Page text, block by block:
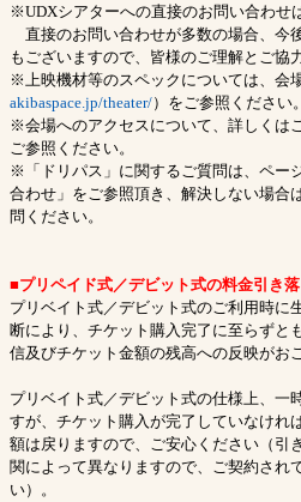
※UDXシアターへの直接のお問い合わせ
直接のお問い合わせが多数の場合、今
もございますので、皆様のご理解とご協
※上映機材等のスペックについては、会
akibaspace.jp/theater/）をご参照ください。
※会場へのアクセスについて、詳しくは
ご参照ください。
※「ドリパス」に関するご質問は、ペー
合わせ」をご参照頂き、解決しない場合
問ください。
■プリペイド式／デビット式の料金引き
プリベイト式／デビット式のご利用時に
断により、チケット購入完了に至らずと
信及びチケット金額の残高への反映がお
プリベイト式／デビット式の仕様上、一
すが、チケット購入が完了していなけれ
額は戻りますので、ご安心ください（引
関によって異なりますので、ご契約され
い）。